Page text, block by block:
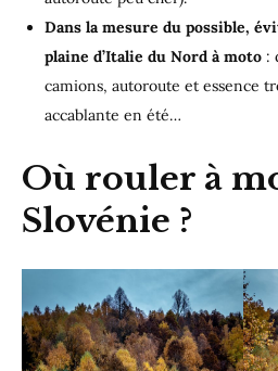
Dans la mesure du possible,
plaine d’Italie du Nord à moto :
camions, autoroute et essence
accablante en été…
Où rouler à
Slovénie ?